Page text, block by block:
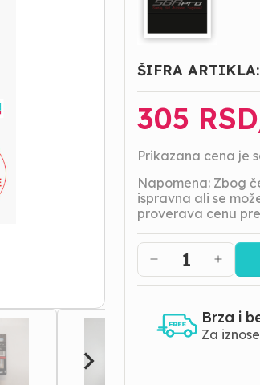
ŠIFRA ARTIKLA:
305
Prikazana cena je
Napomena: Zbog
ispravna ali se
proverava cenu
1
Brza i
Za